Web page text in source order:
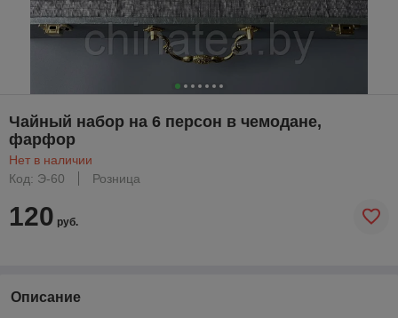
Чайный набор на 6 персон в чемодане,
фарфор
Нет в наличии
Код: Э-60
Розница
120 руб.
Описание